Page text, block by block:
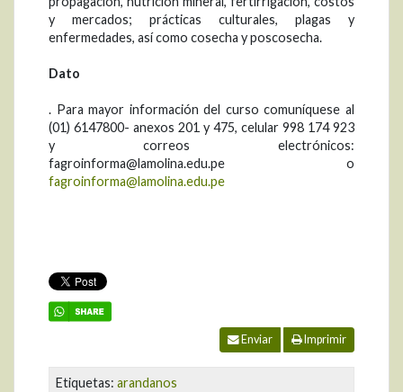
y mercados; prácticas culturales, plagas y
enfermedades, así como cosecha y poscosecha.
Dato
. Para mayor información del curso comuníquese al
(01) 6147800- anexos 201 y 475, celular 998 174 923
y correos electrónicos:
fagroinforma@lamolina.edu.pe o
fagroinforma@lamolina.edu.pe
Enviar Imprimir
Etiquetas: arandanos